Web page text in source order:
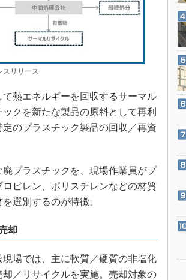
リリース
熱エネルギーを回収するサーマル
クを新たな製品の原料として再利
のプラスチック製品の回収／再資
プラスチックを、現場作業員がプ
ピレン、ポリスチレンなどの材質
選別するのが特徴。
却
場では、主に軟質／硬質の非塩化
／リサイクルを実施。売却対象の